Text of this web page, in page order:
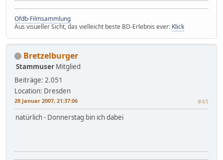
Ofdb-Filmsammlung
Aus visueller Sicht, das vielleicht beste BD-Erlebnis ever: Klick
Bretzelburger
Stammuser Mitglied
Beiträge: 2.051
Location: Dresden
28 Januar 2007, 21:37:06 #41
natürlich - Donnerstag bin ich dabei